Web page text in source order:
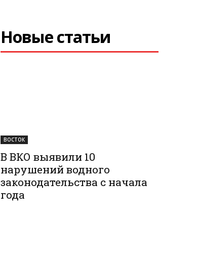
Новые статьи
ВОСТОК
В ВКО выявили 10
нарушений водного
законодательства с начала
года